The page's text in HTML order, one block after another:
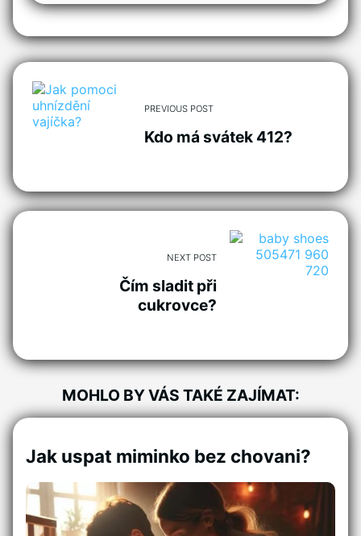
PREVIOUS POST
Kdo má svátek 412?
NEXT POST
Čím sladit při
cukrovce?
MOHLO BY VÁS TAKÉ ZAJÍMAT:
Jak uspat miminko bez chovani?